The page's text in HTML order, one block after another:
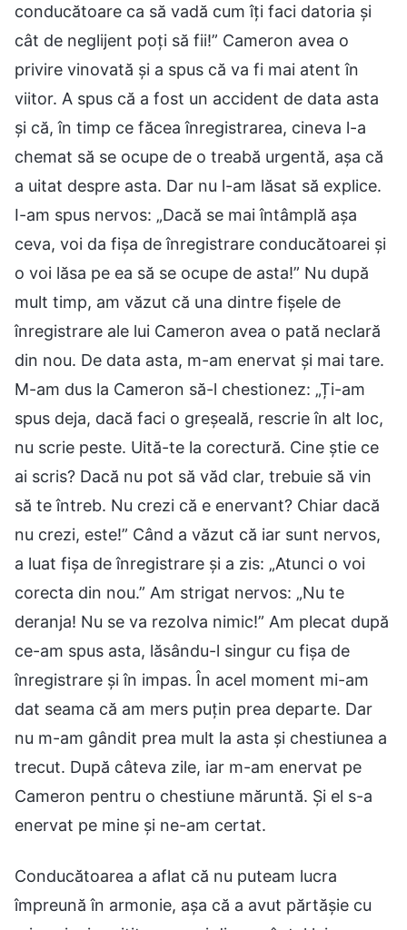
conducătoare ca să vadă cum îți faci datoria și
cât de neglijent poți să fii!” Cameron avea o
privire vinovată și a spus că va fi mai atent în
viitor. A spus că a fost un accident de data asta
și că, în timp ce făcea înregistrarea, cineva l-a
chemat să se ocupe de o treabă urgentă, așa că
a uitat despre asta. Dar nu l-am lăsat să explice.
I-am spus nervos: „Dacă se mai întâmplă așa
ceva, voi da fișa de înregistrare conducătoarei și
o voi lăsa pe ea să se ocupe de asta!” Nu după
mult timp, am văzut că una dintre fișele de
înregistrare ale lui Cameron avea o pată neclară
din nou. De data asta, m-am enervat și mai tare.
M-am dus la Cameron să-l chestionez: „Ți-am
spus deja, dacă faci o greșeală, rescrie în alt loc,
nu scrie peste. Uită-te la corectură. Cine știe ce
ai scris? Dacă nu pot să văd clar, trebuie să vin
să te întreb. Nu crezi că e enervant? Chiar dacă
nu crezi, este!” Când a văzut că iar sunt nervos,
a luat fișa de înregistrare și a zis: „Atunci o voi
corecta din nou.” Am strigat nervos: „Nu te
deranja! Nu se va rezolva nimic!” Am plecat după
ce-am spus asta, lăsându-l singur cu fișa de
înregistrare și în impas. În acel moment mi-am
dat seama că am mers puțin prea departe. Dar
nu m-am gândit prea mult la asta și chestiunea a
trecut. După câteva zile, iar m-am enervat pe
Cameron pentru o chestiune măruntă. Și el s-a
enervat pe mine și ne-am certat.
Conducătoarea a aflat că nu puteam lucra
împreună în armonie, așa că a avut părtășie cu